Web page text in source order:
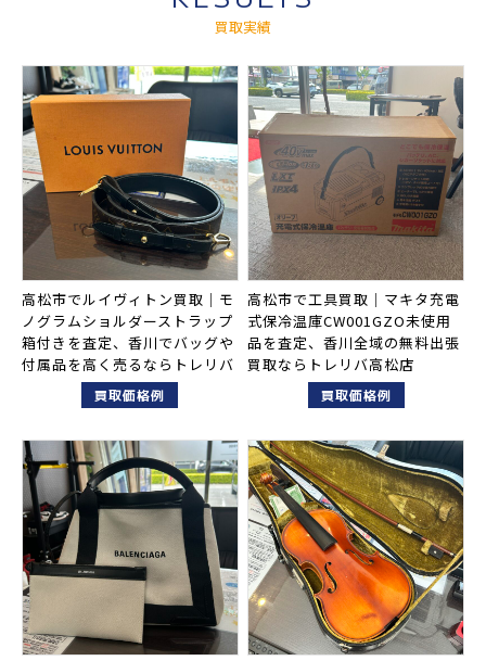
買取実績
高松市でルイヴィトン買取｜モ
ノグラムショルダーストラップ
箱付きを査定、香川でバッグや
付属品を高く売るならトレリバ
買取価格例
高松市で工具買取｜マキタ充電
式保冷温庫CW001GZO未使用
品を査定、香川全域の無料出張
買取ならトレリバ高松店
買取価格例